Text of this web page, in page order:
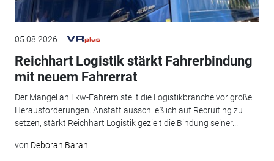
05.08.2026
Reichhart Logistik stärkt Fahrerbindung
mit neuem Fahrerrat
Der Mangel an Lkw-Fahrern stellt die Logistikbranche vor große
Herausforderungen. Anstatt ausschließlich auf Recruiting zu
setzen, stärkt Reichhart Logistik gezielt die Bindung seiner...
von Deborah Baran